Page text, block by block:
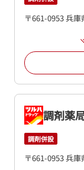
〒661-0953 兵
調剤薬
調剤併設
〒661-0953 兵